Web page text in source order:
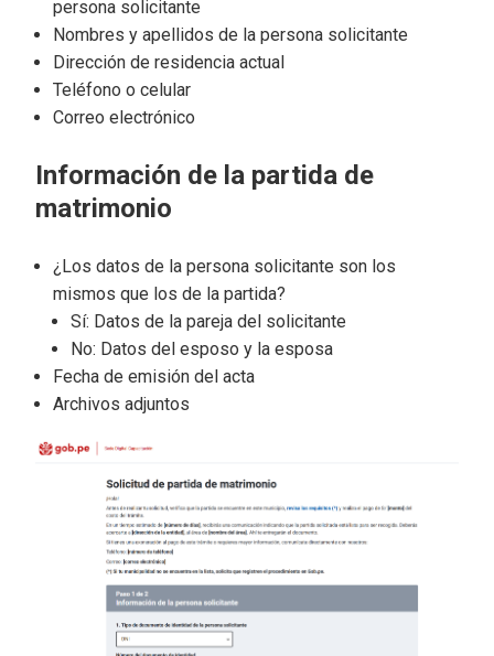
persona solicitante
Nombres y apellidos de la persona solicitante
Dirección de residencia actual
Teléfono o celular
Correo electrónico
Información de la partida de
matrimonio
¿Los datos de la persona solicitante son los
mismos que los de la partida?
Sí: Datos de la pareja del solicitante
No: Datos del esposo y la esposa
Fecha de emisión del acta
Archivos adjuntos